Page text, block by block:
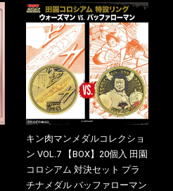
キン肉マンメダルコレクショ
ン VOL.7 【BOX】20個入 田園
コロシアム 対決セット プラ
チナメダル バッファローマン